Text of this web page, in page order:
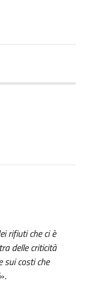
rifiuti che ci è
delle criticità
sui costi che
».